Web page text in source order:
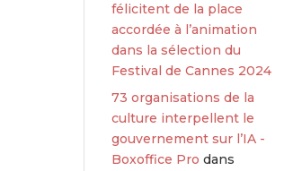
félicitent de la place
accordée à l’animation
dans la sélection du
Festival de Cannes 2024
73 organisations de la
culture interpellent le
gouvernement sur l’IA -
Boxoffice Pro dans